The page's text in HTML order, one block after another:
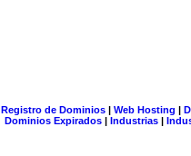
Registro de Dominios| Web Hosting |
Dominios Expirados | Industrias |